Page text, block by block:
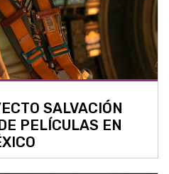
SALVACIÓN
PELÍCULAS EN